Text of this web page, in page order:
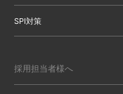
SPI対策
採用担当者様へ